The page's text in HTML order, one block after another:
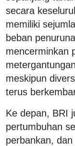
secara
memiliki
beban
mencerminkan
meskipun
terus
Ke depan, BRI
pertumbuhan
perbankan,